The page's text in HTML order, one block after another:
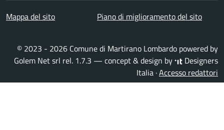
Mappa del sito Piano di miglioramento del sito
© 2023 - 2026 Comune di Martirano Lombardo powered by
Golem Net srl rel. 1.7.3 — concept & design by
Designers
Italia ·Accesso redattori